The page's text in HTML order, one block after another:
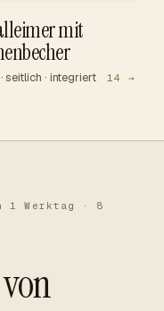
mit
seitlich · integriert 14 →
1 Werktag · 8